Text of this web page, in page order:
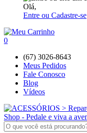
Olá,
Entre ou Cadastre-se
0
(67) 3026-8643
Meus Pedidos
Fale Conosco
Blog
Vídeos